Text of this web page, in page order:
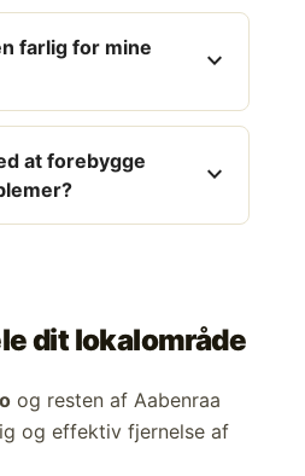
farlig for mine
expand_more
at forebygge
expand_more
dit lokalområde
og resten af Aabenraa
og effektiv fjernelse af